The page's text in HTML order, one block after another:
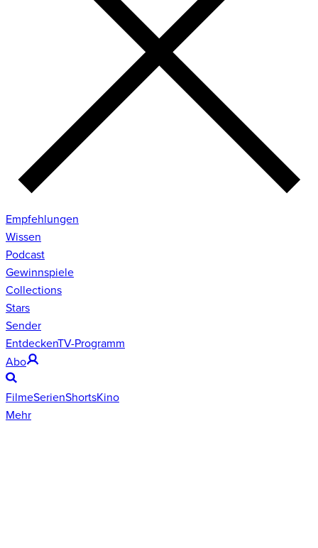
Empfehlungen
Wissen
Podcast
Gewinnspiele
Collections
Stars
Sender
EntdeckenTV-Programm
Abo
FilmeSerienShortsKino
Mehr